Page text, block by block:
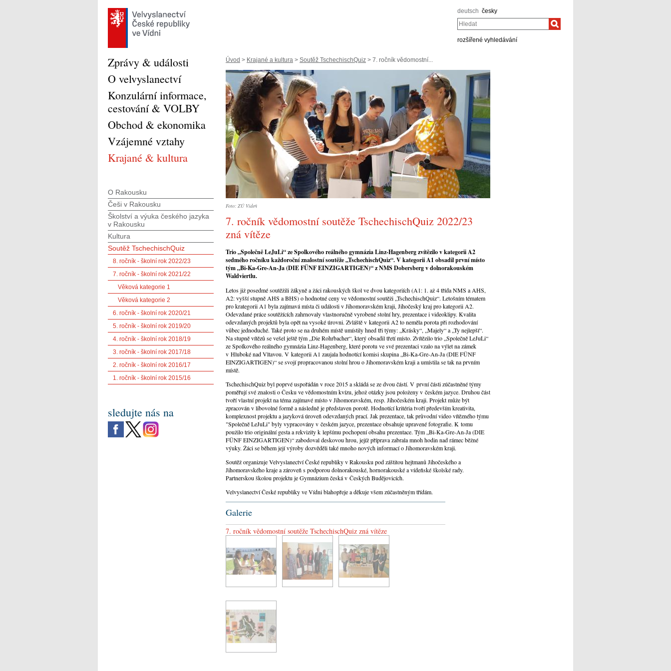
deutsch česky
Hledat
rozšířené vyhledávání
Úvod > Krajané a kultura > Soutěž TschechischQuiz > 7. ročník vědomostní...
Foto: ZÚ Vídeň
7. ročník vědomostní soutěže TschechischQuiz 2022/23
zná vítěze
Trio „Společně LeJuLi“ ze Spolkového reálného gymnázia Linz-Hagenberg zvítězilo v kategorii A2
sedmého ročníku každoroční znalostní soutěže „TschechischQuiz“. V kategorii A1 obsadil první místo
tým „Bi-Ka-Gre-An-Ja (DIE FÜNF EINZIGARTIGEN)“ z NMS Dobersberg v dolnorakouském
Waldviertlu.
Letos již posedmé soutěžili žákyně a žáci rakouských škol ve dvou kategoriích (A1: 1. až 4 třída NMS a AHS,
A2: vyšší stupně AHS a BHS) o hodnotné ceny ve vědomostní soutěži „TschechischQuiz“. Letošním tématem
pro krategorii A1 byla zajímavá místa či události v Jihomoravském kraji, Jihočeský kraj pro kategorii A2.
Odevzdané práce soutěžících zahrnovaly vlastnoručně vyrobené stolní hry, prezentace i videoklipy. Kvalita
odevzdaných projektů byla opět na vysoké úrovni. Zvláště v kategorii A2 to neměla porota při rozhodování
vůbec jednoduché. Také proto se na druhém místě umístily hned tři týmy: „Krásky“, „Majely“ a „Ty nejlepší“.
Na stupně vítězů se vešel ještě tým „Die Rohrbacher“, který obsadil třetí místo. Zvítězilo trio „Společně LeJuLi“
ze Spolkového reálného gymnázia Linz-Hagenberg, které porotu ve své prezentaci vzalo na výlet na zámek
v Hluboké nad Vltavou. V kategorii A1 zaujala hodnotící komisi skupina „Bi-Ka-Gre-An-Ja (DIE FÜNF
EINZIGARTIGEN)“ se svojí propracovanou stolní hrou o Jihomoravském kraji a umístila se tak na prvním
místě.
TschechischQuiz byl poprvé uspořádán v roce 2015 a skládá se ze dvou částí. V první části zúčastněné týmy
poměřují své znalosti o Česku ve vědomostním kvízu, jehož otázky jsou položeny v českém jazyce. Druhou část
tvoří vlastní projekt na téma zajímavé místo v Jihomoravském, resp. Jihočeském kraji. Projekt může být
zpracován v libovolné formě a následně je představen porotě. Hodnotící kritéria tvoří především kreativita,
komplexnost projektu a jazyková úroveň odevzdaných prací. Jak prezentace, tak průvodní video vítězného týmu
"Společně LeJuLi" byly vypracovány v českém jazyce, prezentace obsahuje upravené fotografie. K tomu
použilo trio originální gesta a rekvizity k lepšímu pochopení obsahu prezentace. Tým „Bi-Ka-Gre-An-Ja (DIE
FÜNF EINZIGARTIGEN)“ zabodoval deskovou hrou, jejíž příprava zabrala mnoh hodin nad rámec běžné
výuky. Žáci se během její výroby dozvěděli také mnoho nových informací o Jihomoravském kraji.
Soutěž organizuje Velvyslanectví České republiky v Rakousku pod záštitou hejtmanů Jihočeského a
Jihomoravského kraje a zároveň s podporou dolnorakouské, hornorakouské a vídeňské školské rady.
Partnerskou školou projektu je Gymnázium česká v Českých Budějovicích.
Velvyslanectví České republiky ve Vídni blahopřeje a děkuje všem zúčastněným třídám.
Galerie
7. ročník vědomostní soutěže TschechischQuiz zná vítěze
Zprávy & události
O velvyslanectví
Konzulární informace,
cestování & VOLBY
Obchod & ekonomika
Vzájemné vztahy
Krajané & kultura
O Rakousku
Češi v Rakousku
Školství a výuka českého jazyka
v Rakousku
Kultura
Soutěž TschechischQuiz
8. ročník - školní rok 2022/23
7. ročník - školní rok 2021/22
Věková kategorie 1
Věková kategorie 2
6. ročník - školní rok 2020/21
5. ročník - školní rok 2019/20
4. ročník - školní rok 2018/19
3. ročník - školní rok 2017/18
2. ročník - školní rok 2016/17
1. ročník - školní rok 2015/16
sledujte nás na